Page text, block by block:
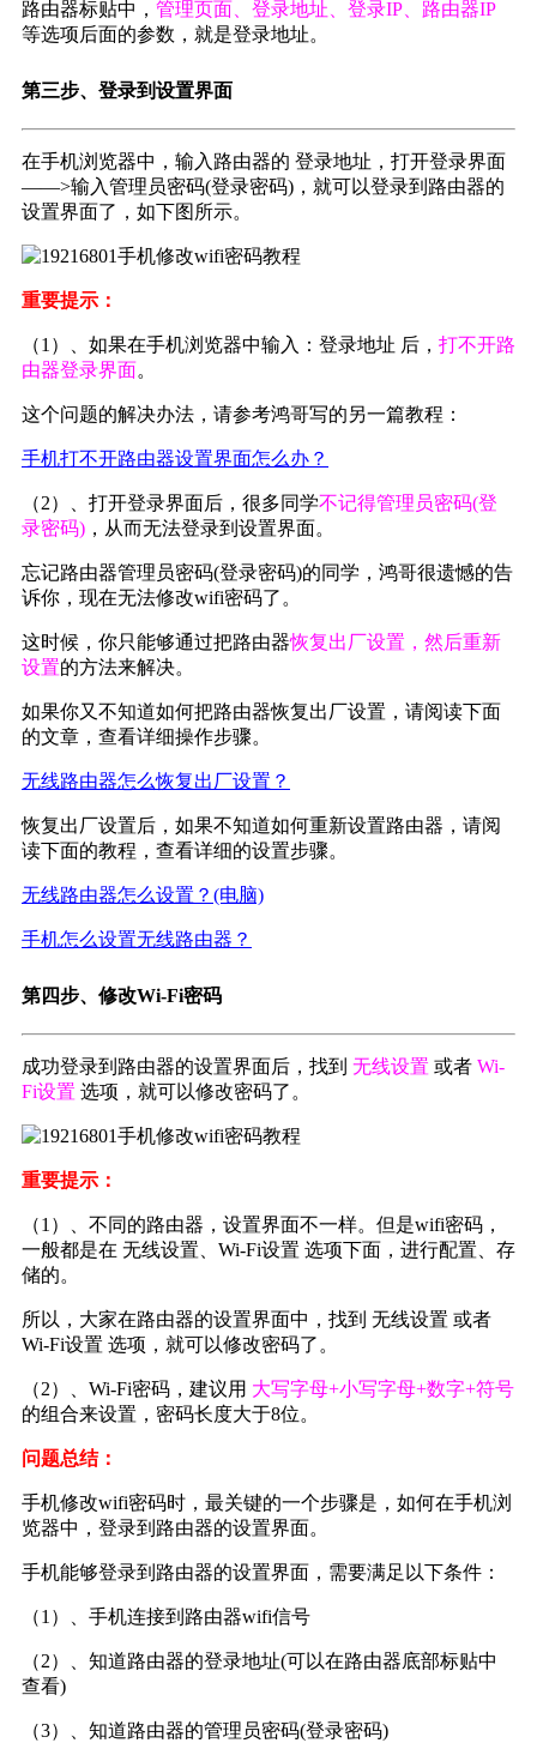
路由器标贴中， 管理页面、登录地址、登录IP、路由器IP
等选项后面的参数，就是登录地址。
第三步、登录到设置界面
在手机浏览器中，输入路由器的 登录地址，打开登录界面
——>输入管理员密码(登录密码)，就可以登录到路由器的
设置界面了，如下图所示。
重要提示：
（1）、如果在手机浏览器中输入：登录地址 后， 打不开路
由器登录界面。
这个问题的解决办法，请参考鸿哥写的另一篇教程：
手机打不开路由器设置界面怎么办？
（2）、打开登录界面后，很多同学不记得管理员密码(登
录密码) ，从而无法登录到设置界面。
忘记路由器管理员密码(登录密码)的同学，鸿哥很遗憾的告
诉你，现在无法修改wifi密码了。
这时候，你只能够通过把路由器恢复出厂设置，然后重新
设置的方法来解决。
如果你又不知道如何把路由器恢复出厂设置，请阅读下面
的文章，查看详细操作步骤。
无线路由器怎么恢复出厂设置？
恢复出厂设置后，如果不知道如何重新设置路由器，请阅
读下面的教程，查看详细的设置步骤。
无线路由器怎么设置？(电脑)
手机怎么设置无线路由器？
第四步、修改Wi-Fi密码
成功登录到路由器的设置界面后，找到 无线设置 或者 Wi-
Fi设置 选项，就可以修改密码了。
重要提示：
（1）、不同的路由器，设置界面不一样。但是wifi密码，
一般都是在 无线设置、Wi-Fi设置 选项下面，进行配置、存
储的。
所以，大家在路由器的设置界面中，找到 无线设置 或者
Wi-Fi设置 选项，就可以修改密码了。
（2）、Wi-Fi密码，建议用 大写字母+小写字母+数字+符号
的组合来设置，密码长度大于8位。
问题总结：
手机修改wifi密码时，最关键的一个步骤是，如何在手机浏
览器中，登录到路由器的设置界面。
手机能够登录到路由器的设置界面，需要满足以下条件：
（1）、手机连接到路由器wifi信号
（2）、知道路由器的登录地址(可以在路由器底部标贴中
查看)
（3）、知道路由器的管理员密码(登录密码)